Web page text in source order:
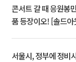
콘서트 갈 때 응원봉
품 등장이오! [솔드아
서울시, 정부에 정비